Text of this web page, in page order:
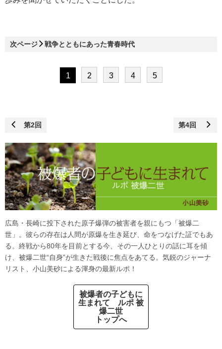
次ページ 戦争とともにあった青春時代
1 2 3 4 5
第2回 第4回
広島・長崎に投下された原子爆弾の被害者を親にもつ「被爆二
世」。彼らの存在は人間が原爆を生き延び、命をつなげた証でもあ
る。終戦から80年を目前とする今、その一人ひとりの話に耳を傾
け、被爆二世“自身”が生きた戦後に焦点をあてる。気鋭のジャーナ
リスト、小山美砂による渾身の最新ルポ！
被爆者の子どもに
生まれて ルポ 被
爆二世
トップへ